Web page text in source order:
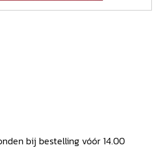
bij bestelling vóór 14.00